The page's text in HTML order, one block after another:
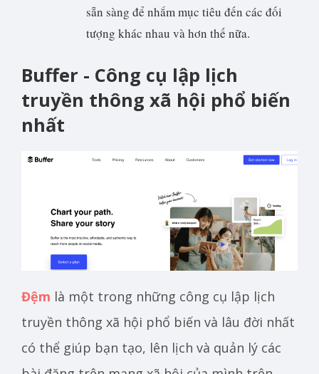
sẵn sàng để nhắm mục tiêu đến các đối
tượng khác nhau và hơn thế nữa.
Buffer - Công cụ lập lịch
truyền thông xã hội phổ biến
nhất
Đệm là một trong những công cụ lập lịch
truyền thông xã hội phổ biến và lâu đời nhất
có thể giúp bạn tạo, lên lịch và quản lý các